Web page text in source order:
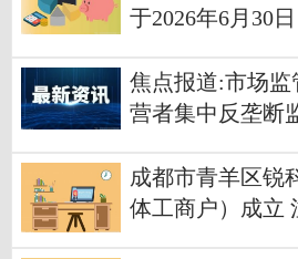
于2026年6月30
快报
焦点报道:市场
营者集中反垄断
成都市青羊区锐
体工商户）成立